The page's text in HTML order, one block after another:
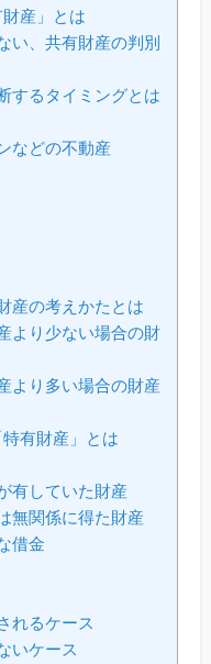
産」とは
い、共有財産の判別
するタイミングとは
などの不動産
産の考えかたとは
より少ない場合の財
より多い場合の財産
有財産」とは
有していた財産
無関係に得た財産
借金
れるケース
いケース